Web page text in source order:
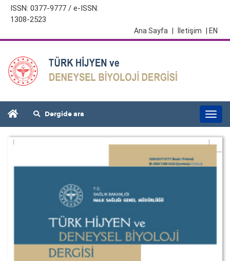
ISSN: 0377-9777 / e-ISSN:
1308-2523
| EN
İletişim
Ana Sayfa
Dergide ara